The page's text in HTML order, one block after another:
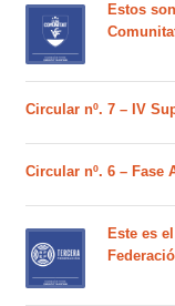
Estos
Circular nº. 7 – IV
Circular nº. 6 – Fase
Este es